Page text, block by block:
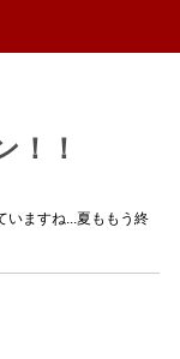
！！
ますね...夏ももう終